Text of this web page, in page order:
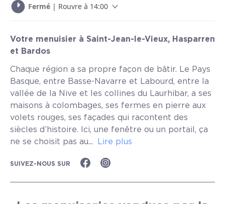
Fermé | Rouvre à 14:00
Votre menuisier à Saint-Jean-le-Vieux, Hasparren
et Bardos
Chaque région a sa propre façon de bâtir. Le Pays
Basque, entre Basse-Navarre et Labourd, entre la
vallée de la Nive et les collines du Laurhibar, a ses
maisons à colombages, ses fermes en pierre aux
volets rouges, ses façades qui racontent des
siècles d’histoire. Ici, une fenêtre ou un portail, ça
ne se choisit pas au...
Lire plus
SUIVEZ-NOUS SUR